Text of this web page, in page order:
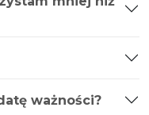
ważności?